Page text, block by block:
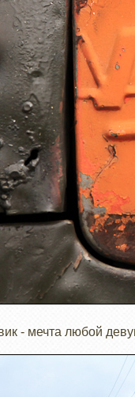
- мечта любой